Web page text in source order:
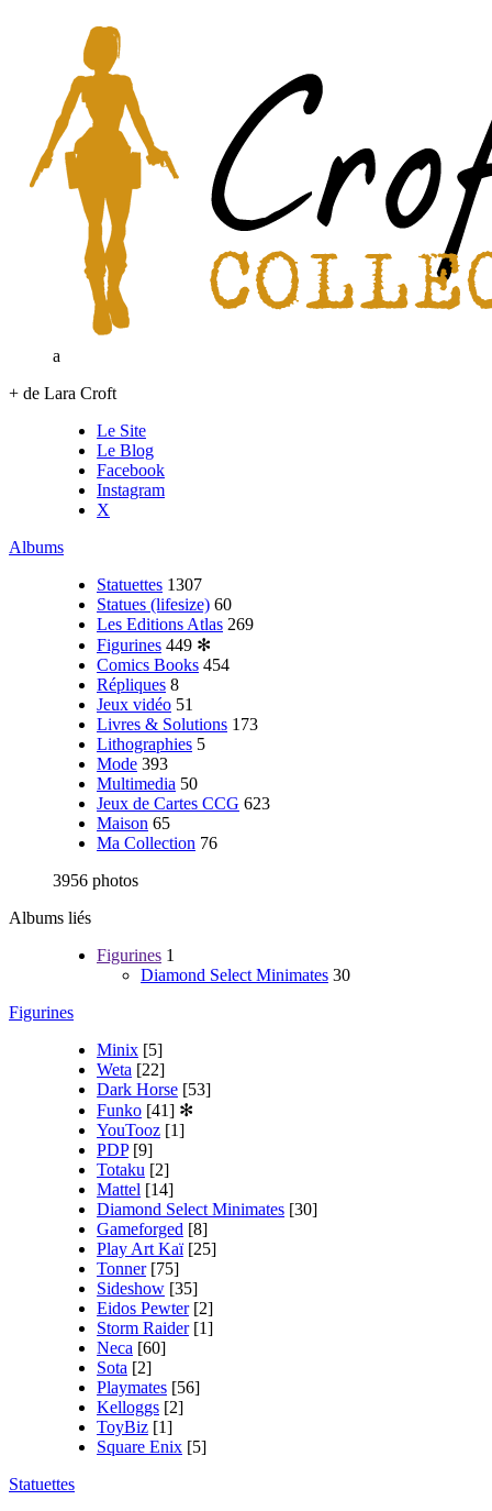
a
+ de Lara Croft
Le Site
Le Blog
Facebook
Instagram
X
Albums
Statuettes 1307
Statues (lifesize) 60
Les Editions Atlas 269
Figurines 449 ✻
Comics Books 454
Répliques 8
Jeux vidéo 51
Livres & Solutions 173
Lithographies 5
Mode 393
Multimedia 50
Jeux de Cartes CCG 623
Maison 65
Ma Collection 76
3956 photos
Albums liés
Figurines 1
Diamond Select Minimates 30
Figurines
Minix [5]
Weta [22]
Dark Horse [53]
Funko [41] ✻
YouTooz [1]
PDP [9]
Totaku [2]
Mattel [14]
Diamond Select Minimates [30]
Gameforged [8]
Play Art Kaï [25]
Tonner [75]
Sideshow [35]
Eidos Pewter [2]
Storm Raider [1]
Neca [60]
Sota [2]
Playmates [56]
Kelloggs [2]
ToyBiz [1]
Square Enix [5]
Statuettes